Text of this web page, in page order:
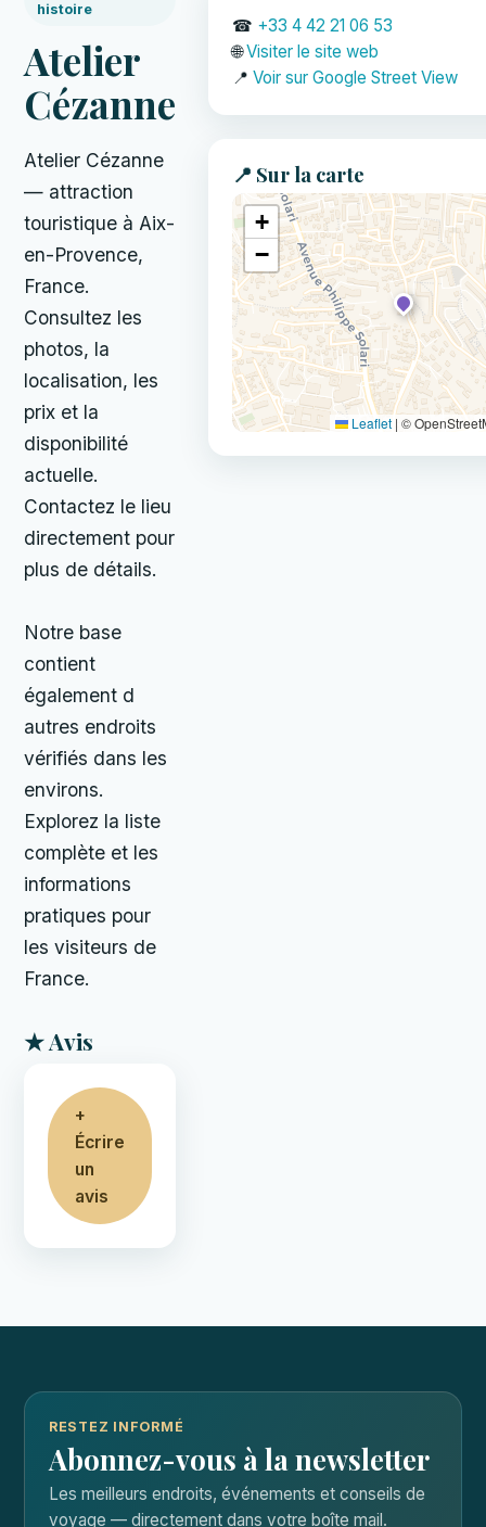
histoire
Atelier
Cézanne
Atelier Cézanne
— attraction
touristique à Aix-
en-Provence,
France.
Consultez les
photos, la
localisation, les
prix et la
disponibilité
actuelle.
Contactez le lieu
directement pour
plus de détails.
Notre base
contient
également d
autres endroits
vérifiés dans les
environs.
Explorez la liste
complète et les
informations
pratiques pour
les visiteurs de
France.
★ Avis
+
Écrire
un
avis
☎ +33 4 42 21 06 53
🌐Visiter le site web
📍Voir sur Google Street View
📍 Sur la carte
+
−
Leaflet | ©
RESTEZ INFORMÉ
Abonnez-vous à la newsletter
Les meilleurs endroits, événements et conseils de
voyage — directement dans votre boîte mail.